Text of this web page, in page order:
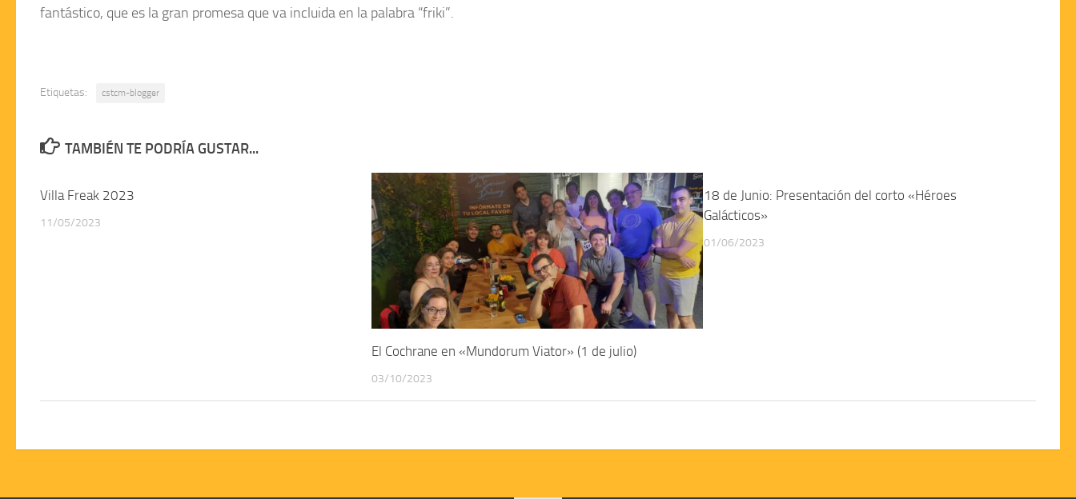
fantástico, que es la gran promesa que va incluida en la palabra “friki”.
Etiquetas: cstcm-blogger
TAMBIÉN TE PODRÍA GUSTAR...
Villa Freak 2023
11/05/2023
El Cochrane en «Mundorum Viator» (1 de julio)
03/10/2023
18 de Junio: Presentación del corto «Héroes
Galácticos»
01/06/2023